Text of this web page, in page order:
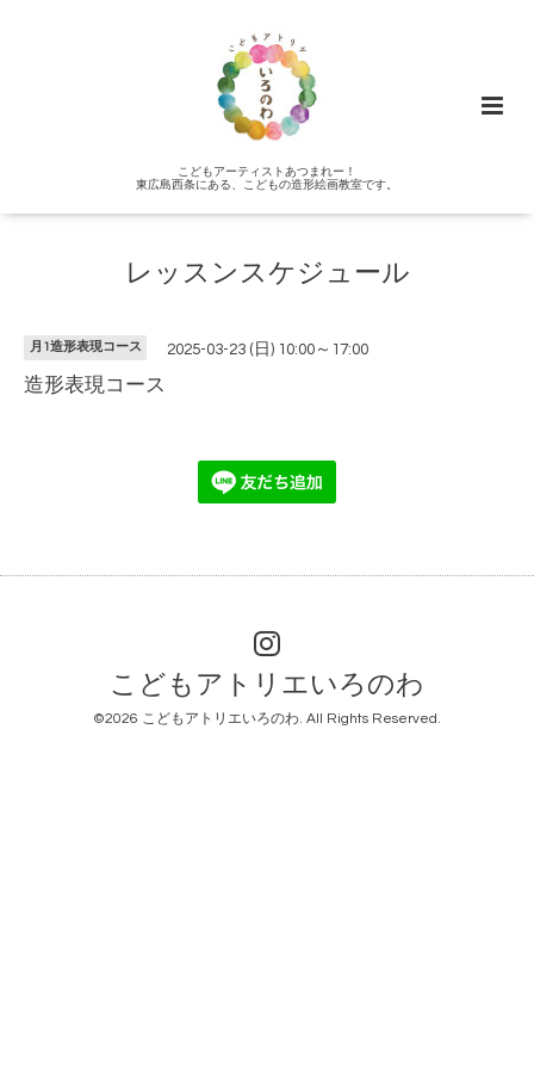
こどもアーティストあつまれー！
東広島西条にある、こどもの造形絵画教室です。
レッスンスケジュール
月1造形表現コース 2025-03-23 (日) 10:00～17:00
造形表現コース
こどもアトリエいろのわ
©2026 こどもアトリエいろのわ. All Rights Reserved.